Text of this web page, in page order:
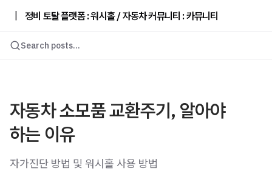
정비 토탈 플랫폼 : 워시홀 / 자동차 커뮤니티 : 카뮤니티
Search posts...
자동차 소모품 교환주기, 알아야
하는 이유
자가진단 방법 및 워시홀 사용 방법